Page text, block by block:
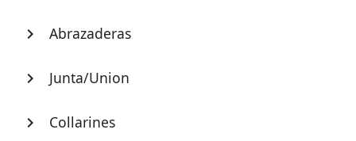
chevron_right Abrazaderas
chevron_right Junta/Union
chevron_right Collarines